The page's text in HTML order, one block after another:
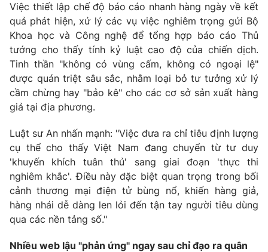
Liên hệ quảng cáo:024-7300.7108
® Cấm sao chép dưới mọi hình thức nếu không có sự chấp
thuận bằng văn bản. Ghi rõ nguồn VTV.vn khi phát hành lại
thông tin từ website này.
Việc thiết lập chế độ báo cáo nhanh hàng ngày về kết
quả phát hiện, xử lý các vụ việc nghiêm trọng gửi Bộ
Khoa học và Công nghệ để tổng hợp báo cáo Thủ
tướng cho thấy tính kỷ luật cao độ của chiến dịch.
Tinh thần "không có vùng cấm, không có ngoại lệ"
được quán triệt sâu sắc, nhằm loại bỏ tư tưởng xử lý
cầm chừng hay "bảo kê" cho các cơ sở sản xuất hàng
giả tại địa phương.
Luật sư An nhấn mạnh: "Việc đưa ra chỉ tiêu định lượng
cụ thể cho thấy Việt Nam đang chuyển từ tư duy
'khuyến khích tuân thủ' sang giai đoạn 'thực thi
nghiêm khắc'. Điều này đặc biệt quan trọng trong bối
cảnh thương mại điện tử bùng nổ, khiến hàng giả,
hàng nhái dễ dàng len lỏi đến tận tay người tiêu dùng
qua các nền tảng số."
Nhiều web lậu "phản ứng" ngay sau chỉ đạo ra quân